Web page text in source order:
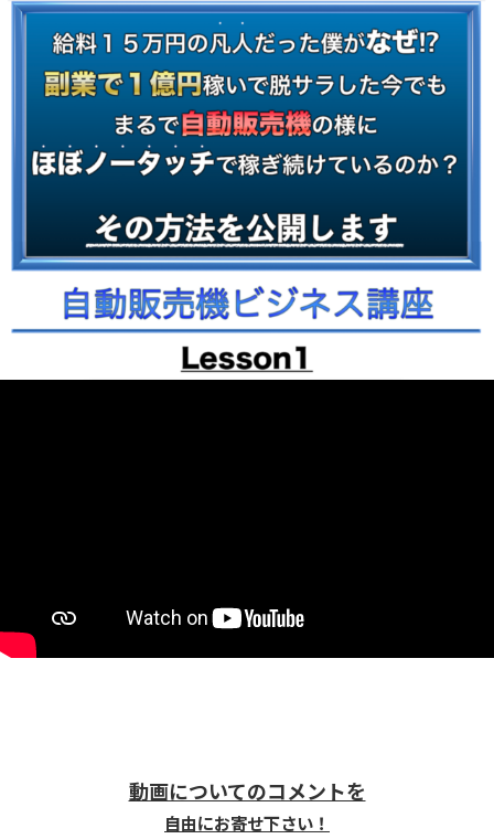
動画についてのコメントを
自由にお寄せ下さい！